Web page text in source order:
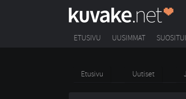
ETUSIVU UUSIMMAT
Etusivu Uutiset